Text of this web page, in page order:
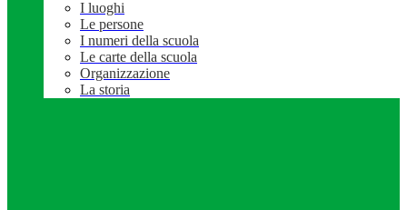
I luoghi
Le persone
I numeri della scuola
Le carte della scuola
Organizzazione
La storia